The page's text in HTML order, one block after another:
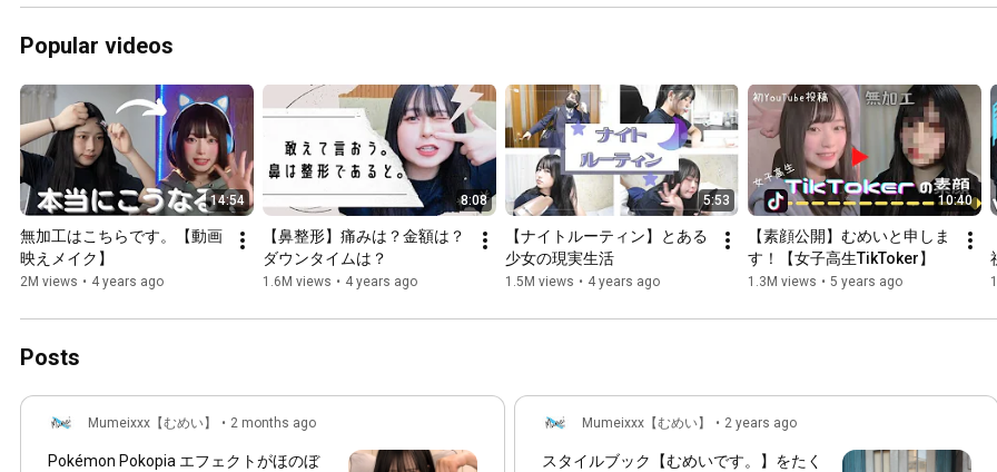
■デビュー配信シングル「ぷっちょへんざっ」
配信リンク：
https://lnk.to/PuchoHenza
MV： https://youtu.be/YWjtQEIj1kw
■過去作
「堂々」https://youtu.be/dPpP59hmQ4g
「IF」https://youtu.be/vqE9aiVyETM
https://mumeixxx.official.ec/items/10...
※書店、他ネット通販では販売しておりません。
通常版
https://www.amazon.co.jp/dp/4796873740
＝＝＝＝＝＝＝＝＝＝＝＝＝＝＝＝＝＝＝＝＝＝＝＝
Popular videos
14:54
無加工はこちらです。【動画
映えメイク】
2M views • 4 years ago
8:08
【鼻整形】痛みは？金額は？
ダウンタイムは？
1.6M views • 4 years ago
5:53
【ナイトルーティン】とある
少女の現実生活
1.5M views • 4 years ago
10:40
【素顔公開】むめいと申しま
す！【女子高生TikToker】
1.3M views • 5 years ago
Posts
Mumeixxx【むめい】 • 2 months ago
Pokémon Pokopia エフェクトがほのぼ
Mumeixxx【むめい】 • 2 years ago
スタイルブック【むめいです。】をたく